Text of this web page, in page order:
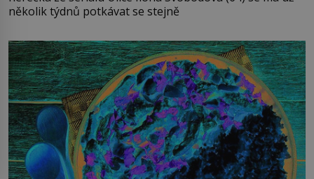
několik týdnů potkávat se stejně